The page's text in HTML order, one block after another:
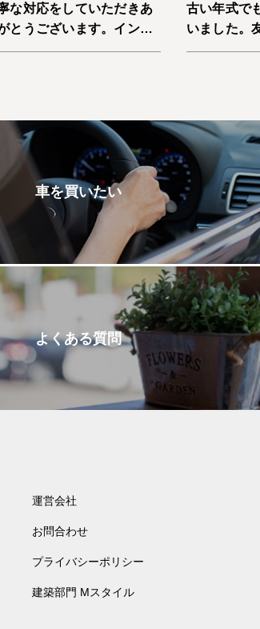
な対応をしていただきあ
とうございます。インサ
古い年式で
いました。
と思います
車を買いたい
よくある質問
運営会社
お問合わせ
プライバシーポリシー
建築部門 Mスタイル